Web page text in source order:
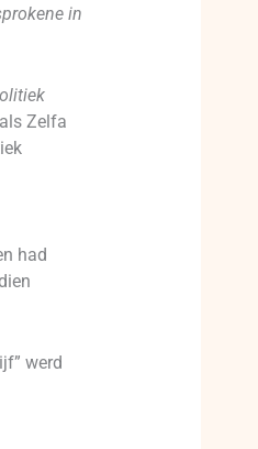
in
Zelfa
had
werd